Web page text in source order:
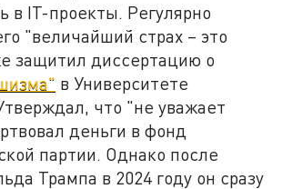
в IT-проекты. Регулярно
"величайший страх – это
защитил диссертацию о
в Университете
что "не уважает
деньги в фонд
партии. Однако после
Трампа в 2024 году он сразу